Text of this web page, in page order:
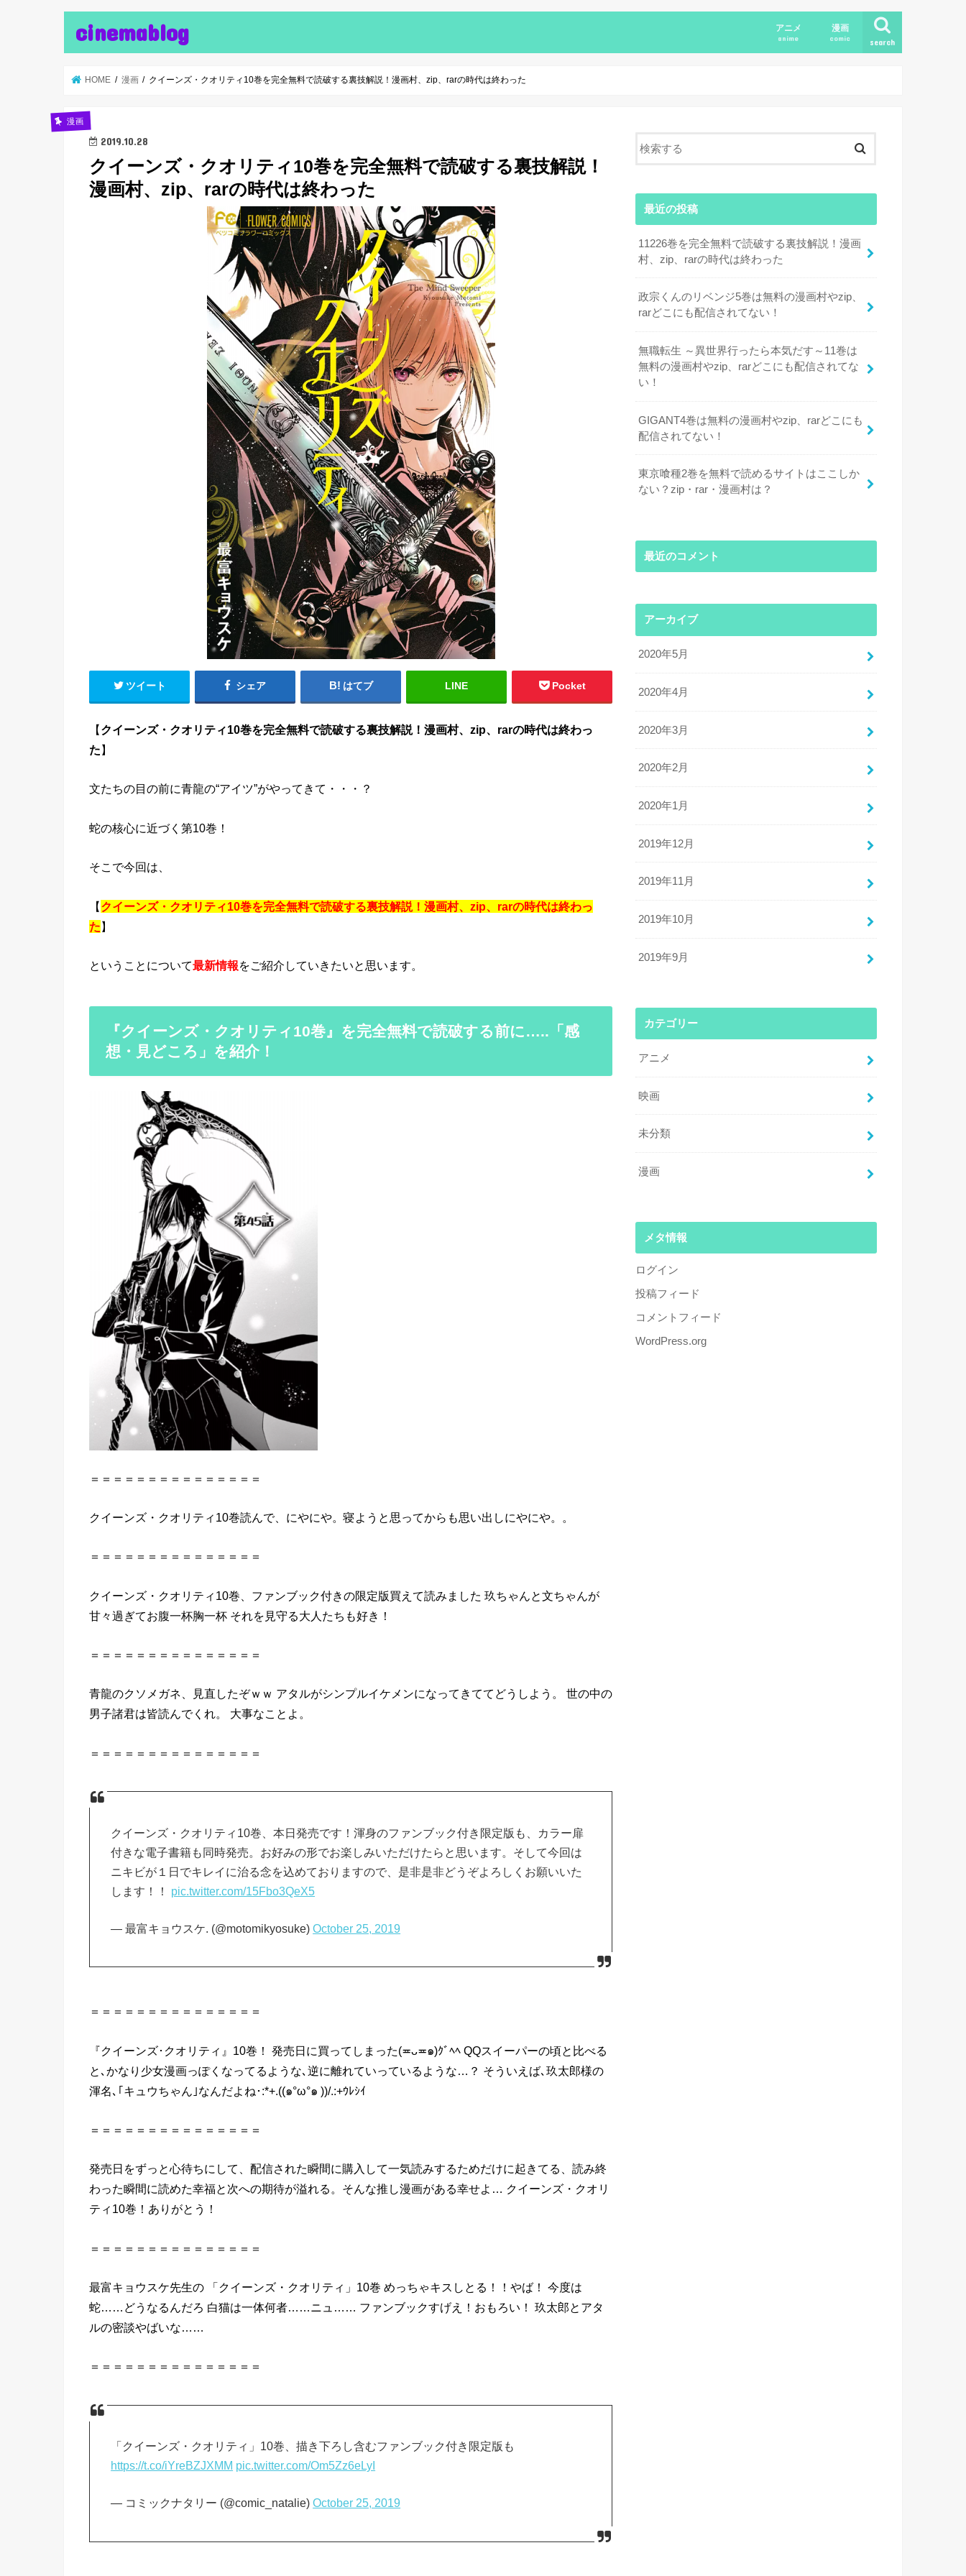
cinemablog search
アニメ
anime
漫画
comic
HOME 漫画 クイーンズ・クオリティ10巻を完全無料で読破する裏技解説！漫画村、zip、rarの時代は終わった
漫画
2019.10.28
クイーンズ・クオリティ10巻を完全無料で読破する裏技解説！
漫画村、zip、rarの時代は終わった
ツイート シェア はてブ LINE Pocket
【クイーンズ・クオリティ10巻を完全無料で読破する裏技解説！漫画村、zip、rarの時代は終わっ
た】
文たちの目の前に青龍の“アイツ”がやってきて・・・？
蛇の核心に近づく第10巻！
そこで今回は、
【クイーンズ・クオリティ10巻を完全無料で読破する裏技解説！漫画村、zip、rarの時代は終わっ
た】
ということについて最新情報をご紹介していきたいと思います。
『クイーンズ・クオリティ10巻』を完全無料で読破する前に…..「感
想・見どころ」を紹介！
＝＝＝＝＝＝＝＝＝＝＝＝＝＝＝
クイーンズ・クオリティ10巻読んで、にやにや。寝ようと思ってからも思い出しにやにや。。
＝＝＝＝＝＝＝＝＝＝＝＝＝＝＝
クイーンズ・クオリティ10巻、ファンブック付きの限定版買えて読みました 玖ちゃんと文ちゃんが
甘々過ぎてお腹一杯胸一杯 それを見守る大人たちも好き！
＝＝＝＝＝＝＝＝＝＝＝＝＝＝＝
青龍のクソメガネ、見直したぞｗｗ アタルがシンプルイケメンになってきててどうしよう。 世の中の
男子諸君は皆読んでくれ。 大事なことよ。
＝＝＝＝＝＝＝＝＝＝＝＝＝＝＝
クイーンズ・クオリティ10巻、本日発売です！渾身のファンブック付き限定版も、カラー扉
付きな電子書籍も同時発売。お好みの形でお楽しみいただけたらと思います。そして今回は
ニキビが１日でキレイに治る念を込めておりますので、是非是非どうぞよろしくお願いいた
します！！ pic.twitter.com/15Fbo3QeX5
— 最富キョウスケ. (@motomikyosuke)October 25, 2019
＝＝＝＝＝＝＝＝＝＝＝＝＝＝＝
『クイーンズ･クオリティ』10巻！ 発売日に買ってしまった(≖ᴗ≖๑)ｸﾞﾍﾍ QQスイーパーの頃と比べる
と､かなり少女漫画っぽくなってるような､逆に離れていっているような…？ そういえば､玖太郎様の
渾名､｢キュウちゃん｣なんだよね･:*+.((๑°ω°๑ ))/.:+ｳﾚｼｲ
＝＝＝＝＝＝＝＝＝＝＝＝＝＝＝
発売日をずっと心待ちにして、配信された瞬間に購入して一気読みするためだけに起きてる、読み終
わった瞬間に読めた幸福と次への期待が溢れる。そんな推し漫画がある幸せよ… クイーンズ・クオリ
ティ10巻！ありがとう！
＝＝＝＝＝＝＝＝＝＝＝＝＝＝＝
最富キョウスケ先生の 「クイーンズ・クオリティ」10巻 めっちゃキスしとる！！やば！ 今度は
蛇……どうなるんだろ 白猫は一体何者……ニュ…… ファンブックすげえ！おもろい！ 玖太郎とアタ
ルの密談やばいな……
＝＝＝＝＝＝＝＝＝＝＝＝＝＝＝
「クイーンズ・クオリティ」10巻、描き下ろし含むファンブック付き限定版も
https://t.co/iYreBZJXMM pic.twitter.com/Om5Zz6eLyI
— コミックナタリー (@comic_natalie)October 25, 2019
最近の投稿
11226巻を完全無料で読破する裏技解説！漫画
村、zip、rarの時代は終わった
政宗くんのリベンジ5巻は無料の漫画村やzip、
rarどこにも配信されてない！
無職転生 ～異世界行ったら本気だす～11巻は
無料の漫画村やzip、rarどこにも配信されてな
い！
GIGANT4巻は無料の漫画村やzip、rarどこにも
配信されてない！
東京喰種2巻を無料で読めるサイトはここしか
ない？zip・rar・漫画村は？
最近のコメント
アーカイブ
2020年5月
2020年4月
2020年3月
2020年2月
2020年1月
2019年12月
2019年11月
2019年10月
2019年9月
カテゴリー
アニメ
映画
未分類
漫画
メタ情報
ログイン
投稿フィード
コメントフィード
WordPress.org